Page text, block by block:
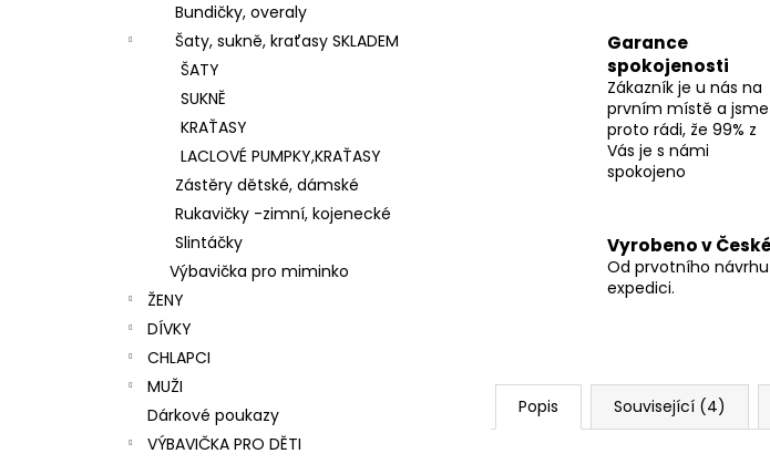
Bundičky, overaly
Šaty, sukně, kraťasy SKLADEM
ŠATY
SUKNĚ
KRAŤASY
LACLOVÉ PUMPKY,KRAŤASY
Zástěry dětské, dámské
Rukavičky -zimní, kojenecké
Slintáčky
Výbavička pro miminko
ŽENY
DÍVKY
CHLAPCI
MUŽI
Dárkové poukazy
VÝBAVIČKA PRO DĚTI
Garance
spokojenosti
Zákazník je u nás na
prvním místě a jsme
proto rádi, že 99% z
Vás je s námi
spokojeno
Vyrobeno v
Od prvotního
expedici.
Popis Související (4)